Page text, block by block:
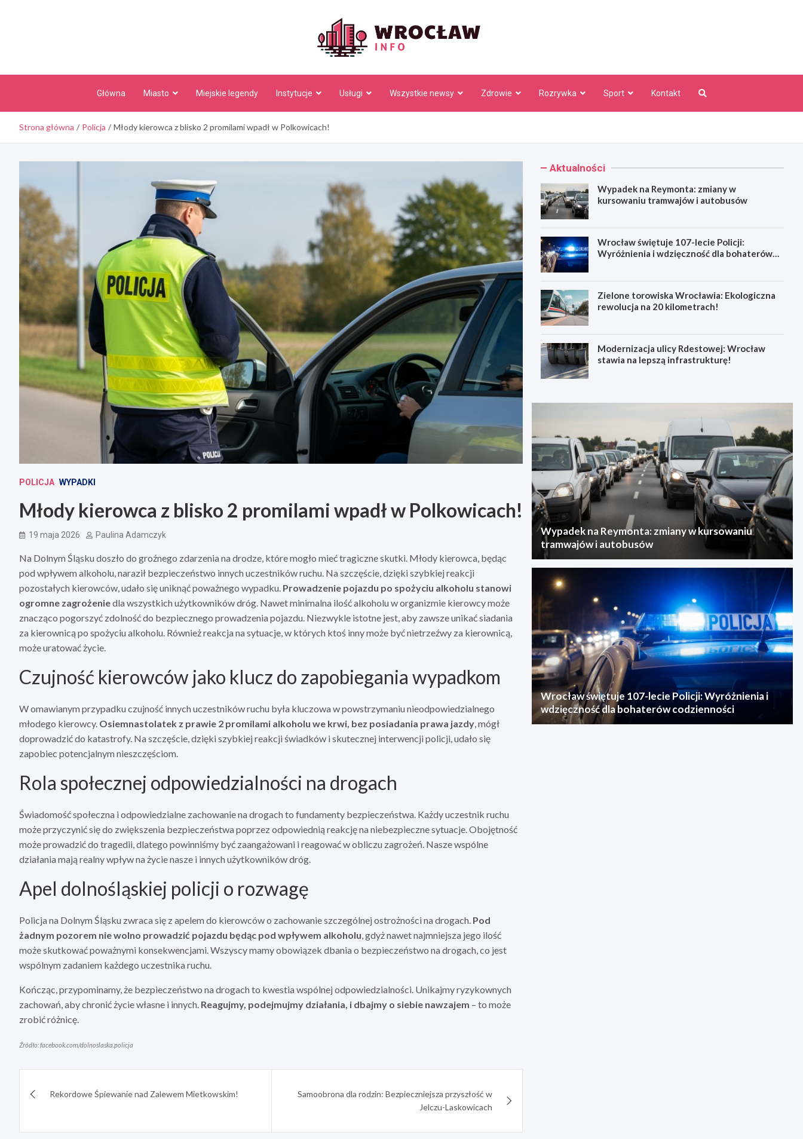
Główna Miasto Miejskie legendy Instytucje Usługi Wszystkie newsy Zdrowie Rozrywka Sport Kontakt
Strona główna Policja Młody kierowca z blisko 2 promilami wpadł w Polkowicach!
POLICJA WYPADKI
Młody kierowca z blisko 2 promilami wpadł w Polkowicach!
19 maja 2026 Paulina Adamczyk
Na Dolnym Śląsku doszło do groźnego zdarzenia na drodze, które mogło mieć tragiczne skutki. Młody kierowca, będąc
pod wpływem alkoholu, naraził bezpieczeństwo innych uczestników ruchu. Na szczęście, dzięki szybkiej reakcji
pozostałych kierowców, udało się uniknąć poważnego wypadku. Prowadzenie pojazdu po spożyciu alkoholu stanowi
ogromne zagrożeniedla wszystkich użytkowników dróg. Nawet minimalna ilość alkoholu w organizmie kierowcy może
znacząco pogorszyć zdolność do bezpiecznego prowadzenia pojazdu. Niezwykle istotne jest, aby zawsze unikać siadania
za kierownicą po spożyciu alkoholu. Również reakcja na sytuacje, w których ktoś inny może być nietrzeźwy za kierownicą,
może uratować życie.
Czujność kierowców jako klucz do zapobiegania wypadkom
W omawianym przypadku czujność innych uczestników ruchu była kluczowa w powstrzymaniu nieodpowiedzialnego
młodego kierowcy. Osiemnastolatek z prawie 2 promilami alkoholu we krwi, bez posiadania prawa jazdy, mógł
doprowadzić do katastrofy. Na szczęście, dzięki szybkiej reakcji świadków i skutecznej interwencji policji, udało się
zapobiec potencjalnym nieszczęściom.
Rola społecznej odpowiedzialności na drogach
Świadomość społeczna i odpowiedzialne zachowanie na drogach to fundamenty bezpieczeństwa. Każdy uczestnik ruchu
może przyczynić się do zwiększenia bezpieczeństwa poprzez odpowiednią reakcję na niebezpieczne sytuacje. Obojętność
może prowadzić do tragedii, dlatego powinniśmy być zaangażowani i reagować w obliczu zagrożeń. Nasze wspólne
działania mają realny wpływ na życie nasze i innych użytkowników dróg.
Apel dolnośląskiej policji o rozwagę
Policja na Dolnym Śląsku zwraca się z apelem do kierowców o zachowanie szczególnej ostrożności na drogach. Pod
żadnym pozorem nie wolno prowadzić pojazdu będąc pod wpływem alkoholu, gdyż nawet najmniejsza jego ilość
może skutkować poważnymi konsekwencjami. Wszyscy mamy obowiązek dbania o bezpieczeństwo na drogach, co jest
wspólnym zadaniem każdego uczestnika ruchu.
Kończąc, przypominamy, że bezpieczeństwo na drogach to kwestia wspólnej odpowiedzialności. Unikajmy ryzykownych
zachowań, aby chronić życie własne i innych. Reagujmy, podejmujmy działania, i dbajmy o siebie nawzajem – to może
zrobić różnicę.
Źródło: facebook.com/dolnoslaska.policja
wpisuRekordowe Śpiewanie nad Zalewem Mietkowskim!
Samoobrona dla rodzin: Bezpieczniejsza przyszłość w
Jelczu-Laskowicach
Aktualności
Wypadek na Reymonta: zmiany w
kursowaniu tramwajów i autobusów
Wrocław świętuje 107-lecie Policji:
Wyróżnienia i wdzięczność dla bohaterów
Zielone torowiska Wrocławia: Ekologiczna
rewolucja na 20 kilometrach!
Modernizacja ulicy Rdestowej: Wrocław
stawia na lepszą infrastrukturę!
Wypadek na Reymonta: zmiany w kursowaniu
tramwajów i autobusów
Wrocław świętuje 107-lecie Policji: Wyróżnienia i
wdzięczność dla bohaterów codzienności